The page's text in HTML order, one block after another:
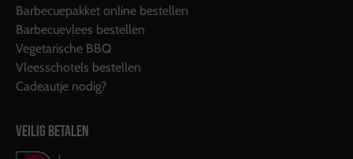
Barbecuepakket online bestellen
Barbecuevlees bestellen
Vegetarische BBQ
Vleesschotels bestellen
Cadeautje nodig?
VEILIG BETALEN